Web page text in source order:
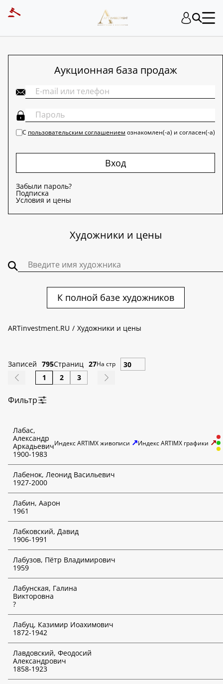
ART INVESTMENT
Аукционная база продаж
С пользовательским соглашением ознакомлен(-а) и согласен(-а)
Вход
Забыли пароль?
Подписка
Условия и цены
Художники и цены
К полной базе художников
ARTinvestment.RU Художники и цены
Записей 795Страниц 27На стр
1 2 3
Фильтр
А Б
Х Ц Ч Ш Щ Э Ю Я
Творческие объединения
Выбрать творческое объединение
Наличие индикаторов инвестиционного риска
Неважно
Выбрать аукционный дом
Дата аукциона*
День
Месяц
Год
Лабас,
Александр
Аркадьевич
1900-1983
Индекс ARTIMX живописи ↗Индекс ARTIMX графики ↗
Лабенок, Леонид Васильевич
1927-2000
Лабин, Аарон
1961
Лабковский, Давид
1906-1991
Лабузов, Пётр Владимирович
1959
Лабунская, Галина
Викторовна
?
Лабуц, Казимир Иоахимович
1872-1942
Лавдовский, Феодосий
Александрович
1858-1923